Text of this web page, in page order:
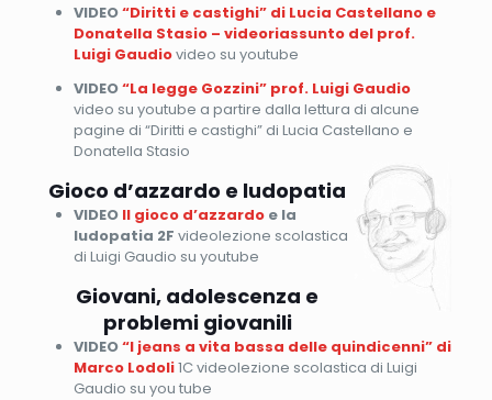
VIDEO“Diritti e castighi” di Lucia Castellano e
Donatella Stasio – videoriassunto del prof.
Luigi Gaudiovideo su youtube
VIDEO“La legge Gozzini” prof. Luigi Gaudio
video su youtube a partire dalla lettura di alcune
pagine di “Diritti e castighi” di Lucia Castellano e
Donatella Stasio
Gioco d’azzardo e ludopatia
VIDEO Il gioco d’azzardoe la
ludopatia 2F videolezione scolastica
di Luigi Gaudio su youtube
Giovani, adolescenza e
problemi giovanili
VIDEO“I jeans a vita bassa delle quindicenni” di
Marco Lodoli1C videolezione scolastica di Luigi
Gaudio su you tube